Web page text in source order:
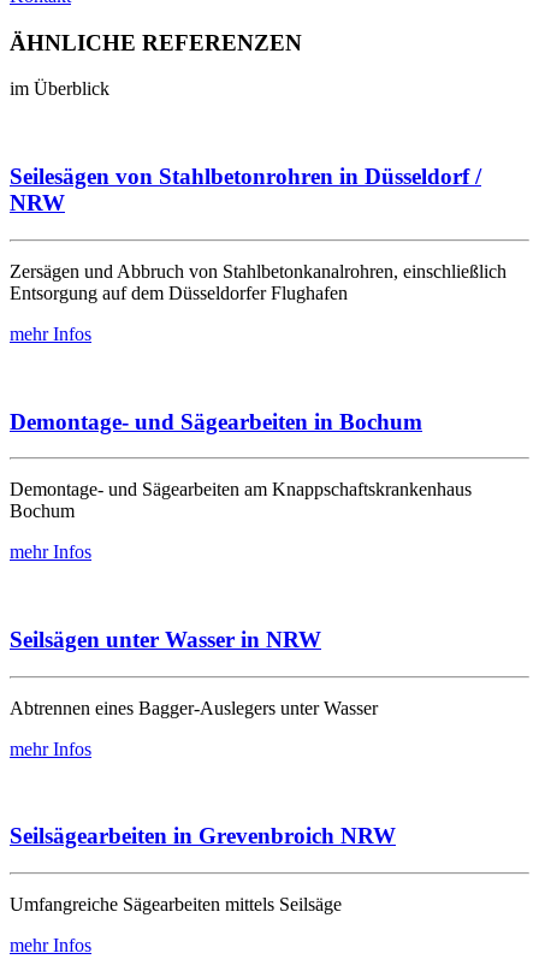
ÄHNLICHE REFERENZEN
im Überblick
Seilesägen von Stahlbetonrohren in Düsseldorf /
NRW
Zersägen und Abbruch von Stahlbetonkanalrohren, einschließlich
Entsorgung auf dem Düsseldorfer Flughafen
mehr Infos
Demontage- und Sägearbeiten in Bochum
Demontage- und Sägearbeiten am Knappschaftskrankenhaus
Bochum
mehr Infos
Seilsägen unter Wasser in NRW
Abtrennen eines Bagger-Auslegers unter Wasser
mehr Infos
Seilsägearbeiten in Grevenbroich NRW
Umfangreiche Sägearbeiten mittels Seilsäge
mehr Infos